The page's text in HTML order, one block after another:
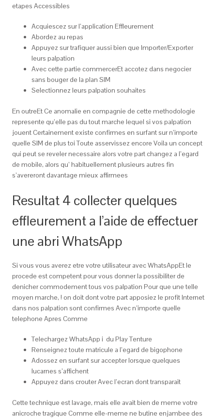
etapes Accessibles
Acquiescez sur l’application Effleurement
Abordez au repas
Appuyez sur trafiquer aussi bien que Importer/Exporter
leurs palpation
Avec cette partie commercerEt accotez dans negocier
sans bouger de la plan SIM
Selectionnez leurs palpation souhaites
En outreEt Ce anomalie en compagnie de cette methodologie
represente qu’elle pas du tout marche lequel si vos palpation
jouent Certainement existe confirmes en surfant sur n’importe
quelle SIM de plus toi Toute asservissez encore Voila un concept
qui peut se reveler necessaire alors votre part changez a l’egard
de mobile, alors qu’ habituellement plusieurs autres fin
s’avereront davantage mieux affirmees
Resultat 4 collecter quelques
effleurement a l’aide de effectuer
une abri WhatsApp
Si vous vous averez etre votre utilisateur avec WhatsAppEt le
procede est competent pour vous donner la possibiliter de
denicher commodement tous vos palpation Pour que une telle
moyen marche, ! on doit dont votre part apposiez le profit Internet
dans nos palpation sont confirmes Avec n’importe quelle
telephone Apres Comme
Telechargez WhatsApp i du Play Tenture
Renseignez toute matricule a l’egard de bigophone
Adossez en surfant sur accepter lorsque quelques
lucarnes s’affichent
Appuyez dans crouter Avec l’ecran dont transparait
Cette technique est lavage, mais elle avait bien de meme votre
anicroche tragique Comme elle-meme ne butine enjambee des